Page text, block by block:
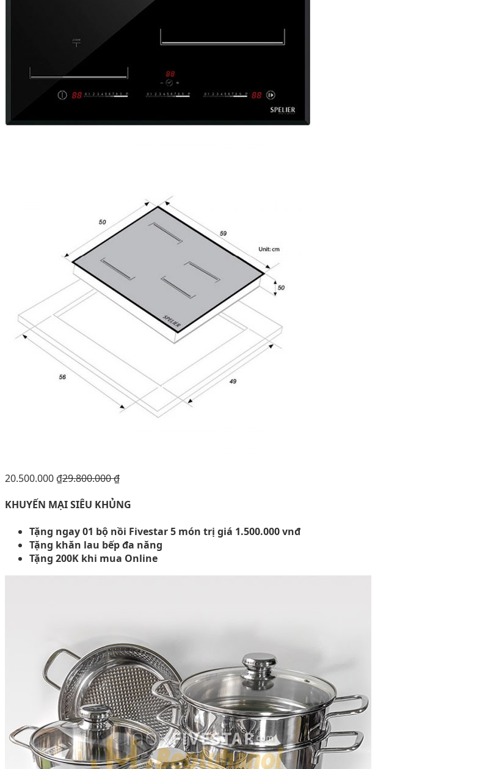
20.500.000 ₫29.800.000₫
KHUYẾN MẠI SIÊU KHỦNG
Tặng ngay 01 bộ nồi Fivestar 5 món trị giá 1.500.000 vnđ
Tặng khăn lau bếp đa năng
Tặng 200K khi mua Online